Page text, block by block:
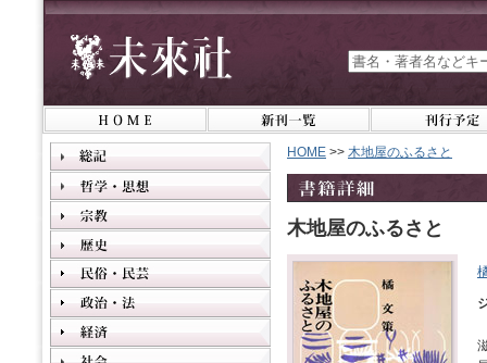
HOME >> 木地屋のふるさと
木地屋のふるさと